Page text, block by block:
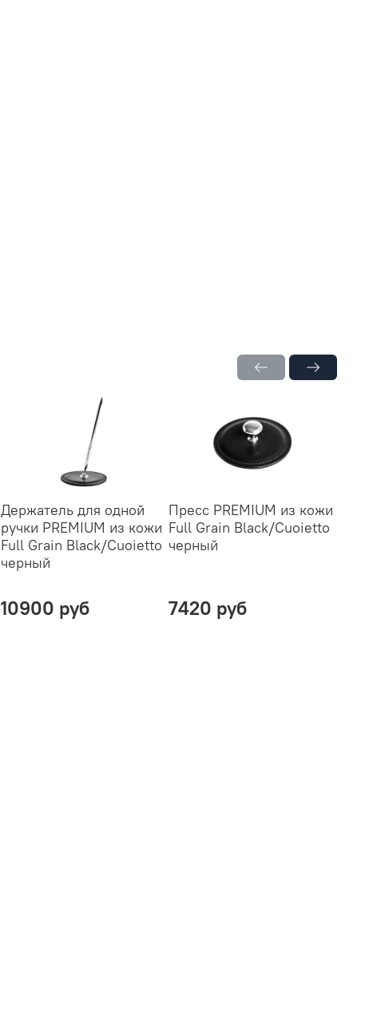
Держатель для одной
ручки PREMIUM из кожи
Full Grain Black/Cuoietto
черный
10900 руб
Пресс PREMIUM из кожи
Full Grain Black/Cuoietto
черный
7420 руб